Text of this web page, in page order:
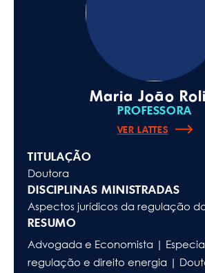
Maria João
PROFESSORA
VER LATTES
TITULAÇÃO
Doutora
DISCIPLINAS MINISTRADAS
Aspectos jurídicos da regulação
RESUMO
Advogada e Economista |
regulação e direito energia |